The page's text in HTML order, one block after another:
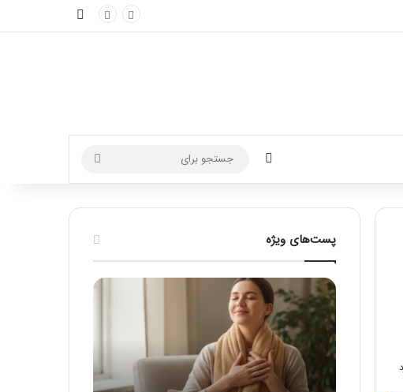
تغییر پوسته
برای
پست‌های ویژه
ماساژ
برای
بهبود
تمرکز
ذهنی؛
با
این
راهنمای
بعد
از